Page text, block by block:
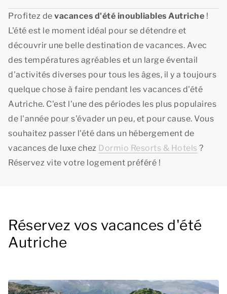
Profitez de vacances d'été inoubliables Autriche !
L'été est le moment idéal pour se détendre et
découvrir une belle destination de vacances. Avec
des températures agréables et un large éventail
d'activités diverses pour tous les âges, il y a toujours
quelque chose à faire pendant les vacances d'été
Autriche. C'est l'une des périodes les plus populaires
de l'année pour s'évader un peu, et pour cause. Vous
souhaitez passer l'été dans un hébergement de
vacances de luxe chez Dormio Resorts & Hotels ?
Réservez vite votre logement préféré !
Réservez vos vacances d'été
Autriche